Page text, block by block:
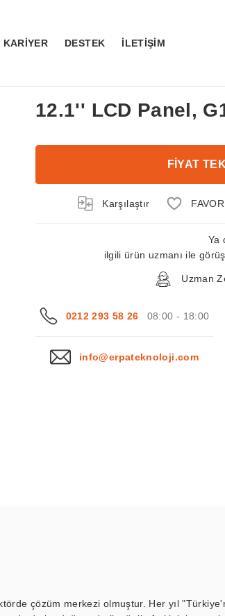
KARİYER DESTEK İLETİŞİM
12.1'' LCD Panel,
FİYAT
Karşılaştır
Ya
ilgili ürün uzmanı ile
Uzman
0212 293 58 26 08:00 - 18:00
info@erpateknoloji.com
çözüm merkezi olmuştur. Her yıl